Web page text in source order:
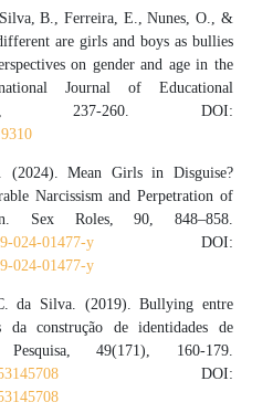
B., Ferreira, E., Nunes, O., &
are girls and boys as bullies
on gender and age in the
Journal of Educational
237-260. DOI:
Mean Girls in Disguise?
Narcissism and Perpetration of
Sex Roles, 90, 848–858.
024-01477-y DOI:
024-01477-y
da Silva. (2019). Bullying entre
da construção de identidades de
49(171), 160-179.
DOI: